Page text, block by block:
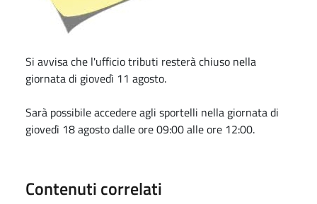
Si avvisa che l'ufficio tributi resterà chiuso nella
giornata di giovedì 11 agosto.
Sarà possibile accedere agli sportelli nella giornata di
giovedì 18 agosto dalle ore 09:00 alle ore 12:00.
Contenuti correlati